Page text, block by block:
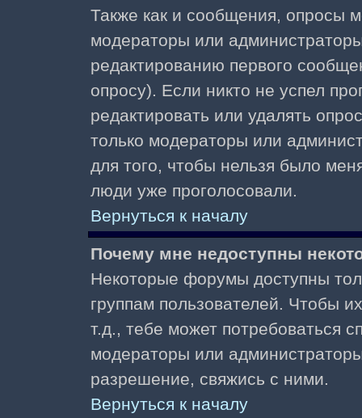
Также как и сообщения, опросы
модераторы или
редактированию первого
опросу). Если никто не успел
редактировать или удалять
только модераторы или
для того, чтобы нельзя было
люди уже проголосовали.
Вернуться к началу
Почему мне недоступны
Некоторые форумы доступны
группам пользователей. Чтобы
т.д., тебе может потребоваться
модераторы или
разрешение, свяжись с ними.
Вернуться к началу